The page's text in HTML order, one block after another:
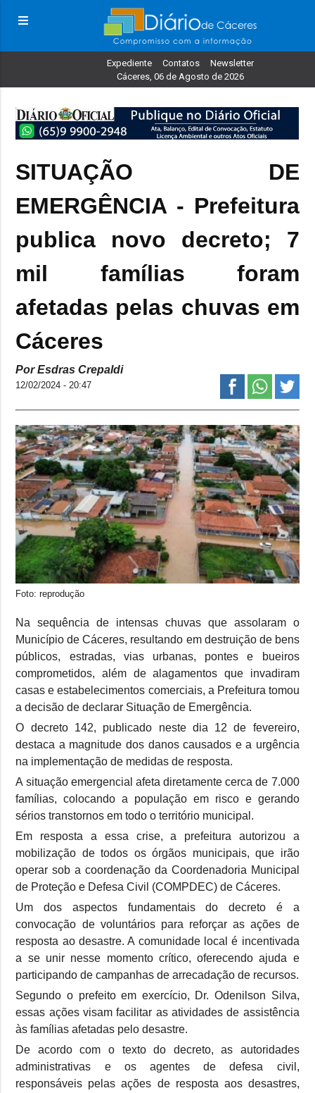
Expediente Contatos
Newsletter
Cáceres, 06 de Agosto de 2026
SITUAÇÃO DE
EMERGÊNCIA - Prefeitura
publica novo decreto; 7
mil famílias foram
afetadas pelas chuvas em
Cáceres
Por Esdras Crepaldi
12/02/2024 - 20:47
Foto: reprodução
Na sequência de intensas chuvas que assolaram o
Município de Cáceres, resultando em destruição de bens
públicos, estradas, vias urbanas, pontes e bueiros
comprometidos, além de alagamentos que invadiram
casas e estabelecimentos comerciais, a Prefeitura tomou
a decisão de declarar Situação de Emergência.
O decreto 142, publicado neste dia 12 de fevereiro,
destaca a magnitude dos danos causados e a urgência
na implementação de medidas de resposta.
A situação emergencial afeta diretamente cerca de 7.000
famílias, colocando a população em risco e gerando
sérios transtornos em todo o território municipal.
Em resposta a essa crise, a prefeitura autorizou a
mobilização de todos os órgãos municipais, que irão
operar sob a coordenação da Coordenadoria Municipal
de Proteção e Defesa Civil (COMPDEC) de Cáceres.
Um dos aspectos fundamentais do decreto é a
convocação de voluntários para reforçar as ações de
resposta ao desastre. A comunidade local é incentivada
a se unir nesse momento crítico, oferecendo ajuda e
participando de campanhas de arrecadação de recursos.
Segundo o prefeito em exercício, Dr. Odenilson Silva,
essas ações visam facilitar as atividades de assistência
às famílias afetadas pelo desastre.
De acordo com o texto do decreto, as autoridades
administrativas e os agentes de defesa civil,
responsáveis pelas ações de resposta aos desastres,